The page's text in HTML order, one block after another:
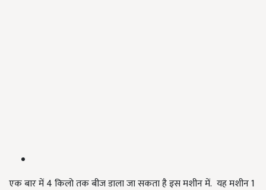
एक बार में 4 किलो तक बीज डाला जा सकता है इस मशीन में. यह मशीन 1